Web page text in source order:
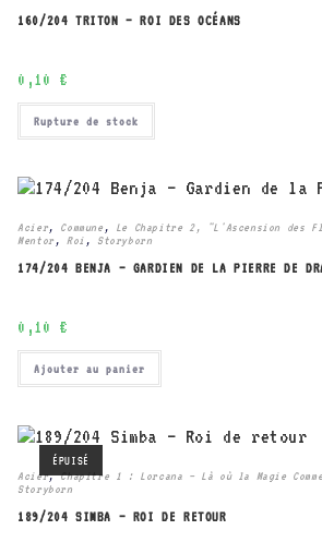
160/204 TRITON – ROI DES OCÉANS
0,10 €
Rupture de stock
Acier, Commune , Le Chapitre 2, "L'Ascension des
Mentor , Roi , Storyborn
174/204 BENJA – GARDIEN DE LA PIERRE DE
0,10 €
Ajouter au panier
ÉPUISÉ
Acier,Chapitre 1 : Lorcana – Là où la Magie
Storyborn
189/204 SIMBA – ROI DE RETOUR